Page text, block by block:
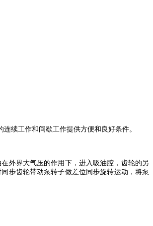
续工作和间歇工作提供方便和良好条件。
外界大气压的作用下，进入吸油腔，齿轮的另
步齿轮带动泵转子做差位同步旋转运动，将泵